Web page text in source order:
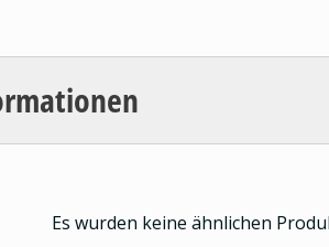
Es wurden keine ähnlichen